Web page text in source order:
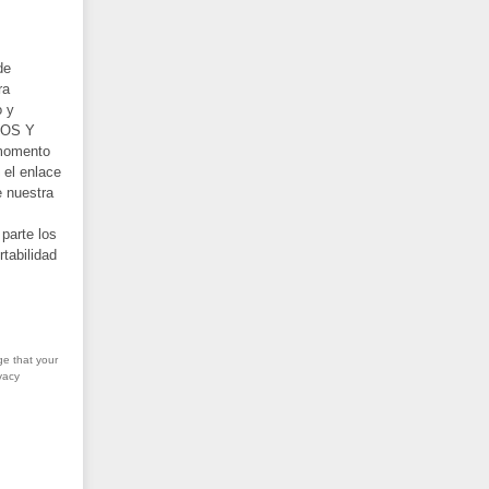
y
Y
el enlace
nuestra
los
that your